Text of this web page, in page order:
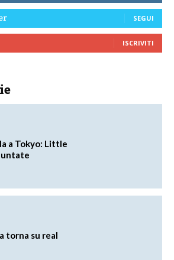
SEGUI
ISCRIVITI
a Tokyo: Little
torna su real